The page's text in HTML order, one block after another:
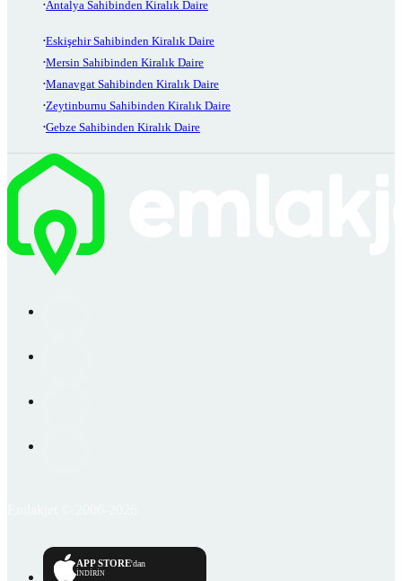
Antalya Sahibinden Kiralık Daire
Eskişehir Sahibinden Kiralık Daire
Mersin Sahibinden Kiralık Daire
Manavgat Sahibinden Kiralık Daire
Zeytinburnu Sahibinden Kiralık Daire
Gebze Sahibinden Kiralık Daire
APP STORE'dan
İNDİRİN